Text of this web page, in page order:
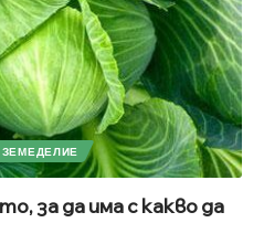
ЗЕМЕДЕЛИЕ
за да има с какво да